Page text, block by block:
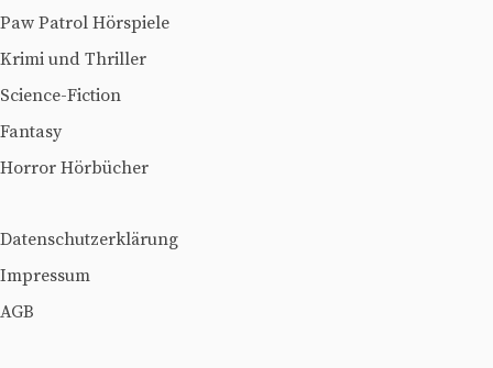
Paw Patrol Hörspiele
Krimi und Thriller
Science-Fiction
Fantasy
Horror Hörbücher
Datenschutzerklärung
Impressum
AGB